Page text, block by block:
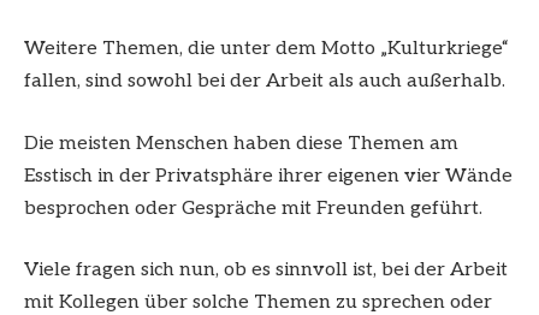
Weitere Themen, die unter dem Motto „Kulturkriege“
fallen, sind sowohl bei der Arbeit als auch außerhalb.
Die meisten Menschen haben diese Themen am
Esstisch in der Privatsphäre ihrer eigenen vier Wände
besprochen oder Gespräche mit Freunden geführt.
Viele fragen sich nun, ob es sinnvoll ist, bei der Arbeit
mit Kollegen über solche Themen zu sprechen oder